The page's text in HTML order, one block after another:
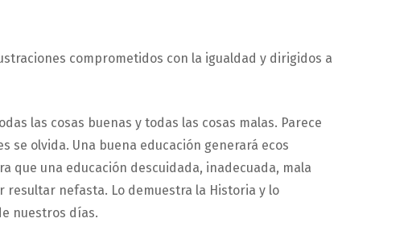
comprometidos con la igualdad y dirigidos a
las cosas buenas y todas las cosas malas. Parece
se olvida. Una buena educación generará ecos
que una educación descuidada, inadecuada, mala
resultar nefasta. Lo demuestra la Historia y lo
nuestros días.